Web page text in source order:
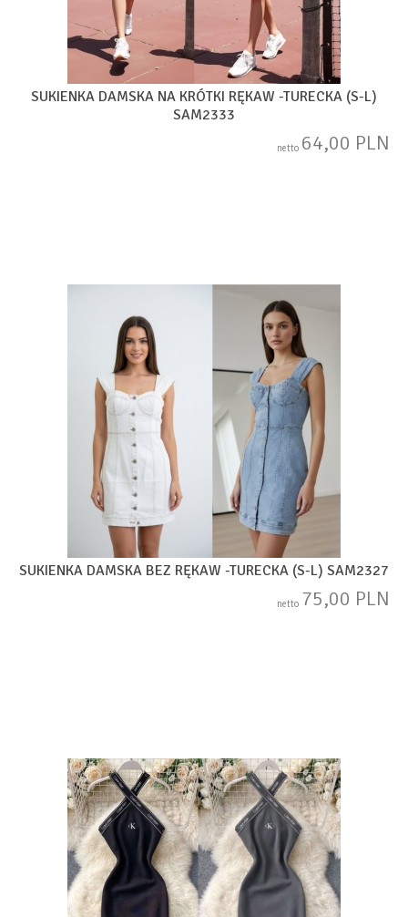
SUKIENKA DAMSKA NA KRÓTKI RĘKAW -TURECKA (S-L)
SAM2333
netto 64,00 PLN
SUKIENKA DAMSKA BEZ RĘKAW -TURECKA (S-L) SAM2327
netto 75,00 PLN